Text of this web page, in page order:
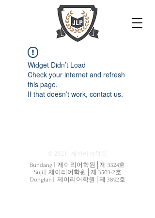
Widget Didn’t Load
Check your internet and refresh
this page.
If that doesn’t work, contact us.
© 2021, 제이리어학원
Bundang | 제이리어학원│제 3324호
Suji | 제이리어학원│제 3503-2호
Dongtan | 제이리어학원│제 3892호